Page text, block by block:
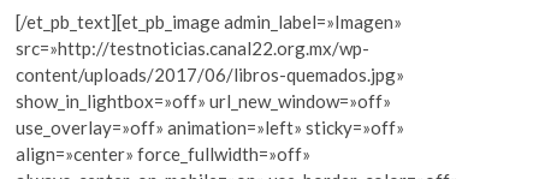
[/et_pb_text][et_pb_image admin_label=»Imagen»
src=»http://testnoticias.canal22.org.mx/wp-
content/uploads/2017/06/libros-quemados.jpg»
show_in_lightbox=»off» url_new_window=»off»
use_overlay=»off» animation=»left» sticky=»off»
align=»center» force_fullwidth=»off»